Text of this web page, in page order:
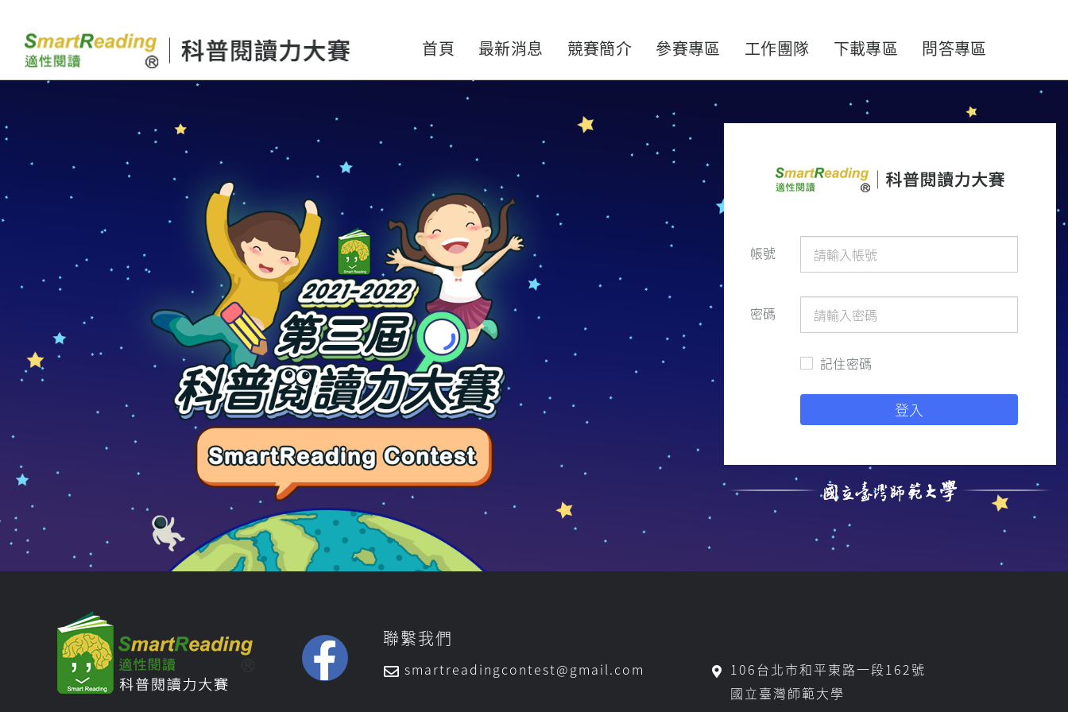
首頁 最新消息 競賽簡介 參賽專區 工作團隊 下載專區 問答專區
帳號
密碼
記住密碼
聯繫我們
smartreadingcontest@gmail.com
106台北市和平東路一段162號
國立臺灣師範大學